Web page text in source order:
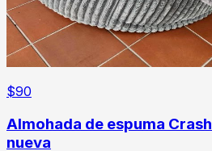
$90
Almohada de espuma
nueva